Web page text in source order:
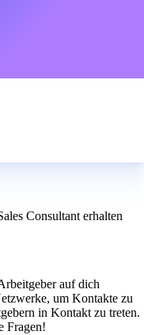
Consultant erhalten
auf dich
um Kontakte zu
in Kontakt zu treten.
Fragen!